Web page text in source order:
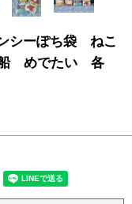
シーぽち袋 ねこ
めでたい 各